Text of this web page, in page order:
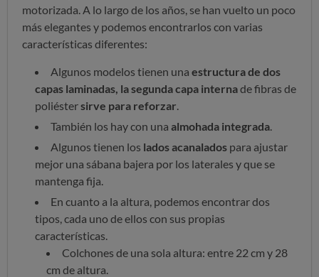
motorizada. A lo largo de los años, se han vuelto un poco
más elegantes y podemos encontrarlos con varias
características diferentes:
Algunos modelos tienen una estructura de dos
capas laminadas, la segunda capa internade fibras de
poliéstersirve para reforzar
También los hay con una almohada integrada
Algunos tienen los lados acanalados para ajustar
mejor una sábana bajera por los laterales y que se
mantenga fija.
En cuanto a la altura, podemos encontrar dos
tipos, cada uno de ellos con sus propias
características.
Colchones de una sola altura: entre 22 cm y 28
cm de altura.